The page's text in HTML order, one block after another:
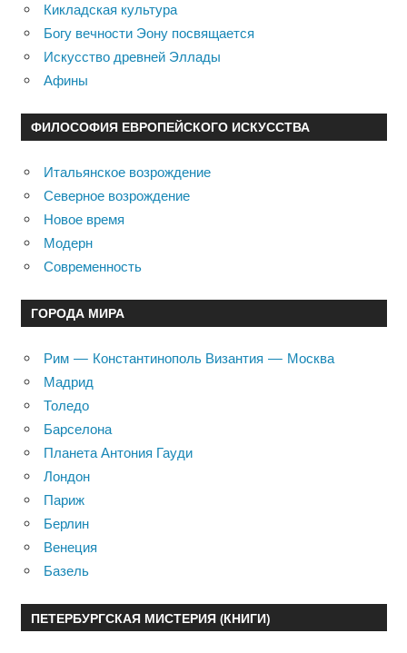
Кикладская культура
Богу вечности Эону посвящается
Искусство древней Эллады
Афины
ФИЛОСОФИЯ ЕВРОПЕЙСКОГО ИСКУССТВА
Итальянское возрождение
Северное возрождение
Новое время
Модерн
Современность
ГОРОДА МИРА
Рим — Константинополь Византия — Москва
Мадрид
Толедо
Барселона
Планета Антония Гауди
Лондон
Париж
Берлин
Венеция
Базель
ПЕТЕРБУРГСКАЯ МИСТЕРИЯ (КНИГИ)